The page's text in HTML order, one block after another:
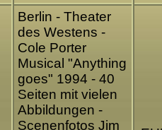
Berlin - Theater
des Westens -
Cole Porter
Musical "Anything
goes" 1994 - 40
Seiten mit vielen
Abbildungen -
Scenenfotos Jim